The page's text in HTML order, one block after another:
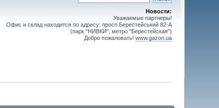
Новости:
Уважаемые партнеры!
Офис и склад находится по адресу: просп.Берестейський 82-А
(парк "НИВКИ", метро "Берестейская")
Добро пожаловать! www.gazon.ua